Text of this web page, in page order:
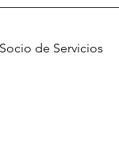
Socio de Servicios